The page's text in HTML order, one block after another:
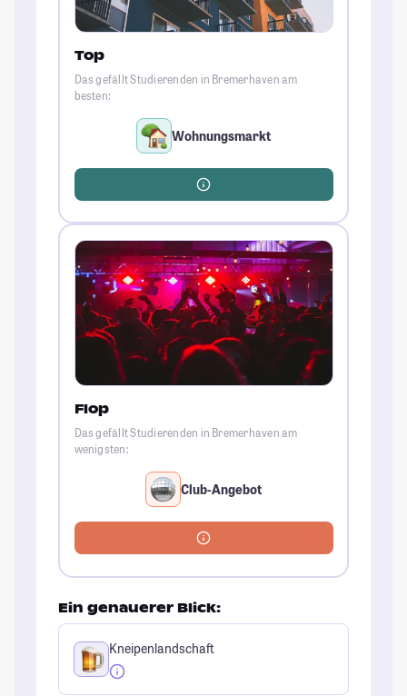
Top
Das gefällt Studierenden in Bremerhaven am
besten:
Wohnungsmarkt
Flop
Das gefällt Studierenden in Bremerhaven am
wenigsten:
Club-Angebot
Ein genauerer Blick:
Kneipenlandschaft